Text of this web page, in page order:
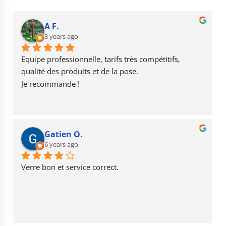
b
o
o
k
r
a
m
b
e
A F.
3 years ago
Equipe professionnelle, tarifs très compétitifs,
qualité des produits et de la pose.
Je recommande !
Gatien O.
6 years ago
Verre bon et service correct.